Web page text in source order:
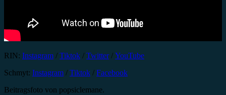
RIN: Instagram / Tiktok / Twitter/ YouTube
Schmyt: Instagram / Tiktok / Facebook
Beitragsfoto von popsiclemane.